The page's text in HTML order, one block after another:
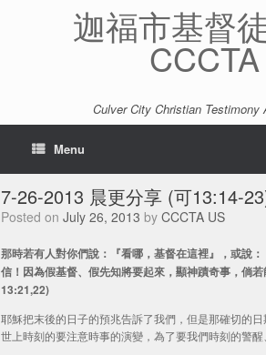
迦福市基督
CCCTA
Culver City Christian Testimony
Menu
7-26-2013 晨更分享 (可13:14-
Posted on July 26, 2013 by CCCTA US
那時若有人對你們說：『看哪，基督在這裡』，或說
信！因為假基督、假先知將要起來，顯神蹟奇事，倘
13:21,22)
耶穌把末後的日子的預兆告訴了我們，但是那確切的
世上時刻的要注意時事的演變，為了要我們時刻的警醒